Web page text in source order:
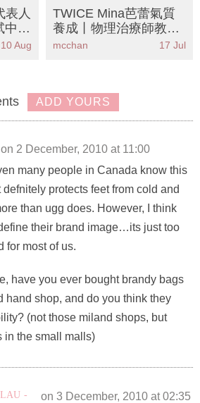
表人
中被
10 Aug
TWICE Mina芭蕾氣質
養成丨物理治療師教8
招辦公室拉筋KO寒背圓
mcchan 17 Jul
ADD YOURS
on 2 December, 2010 at 11:00
many people in Canada know this
defnitely protects feet from cold and
than ugg does. However, I think
their brand image…its just too
for most of us.
have you ever bought brandy bags
hand shop, and do you think they
(not those miland shops, but
in the small malls)
on 3 December, 2010 at 02:35